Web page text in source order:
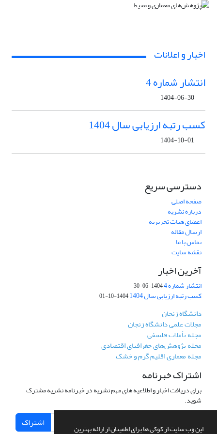
این وب سایت از کوکی ها برای اطمینان از ارائه بهترین
اخبار و اعلانات
انتشار شماره 4
1404-06-30
کسب رتبه ارزیابی سال 1404
1404-10-01
دسترسی سریع
صفحه اصلی
درباره نشریه
اعضای هیات تحریریه
ارسال مقاله
تماس با ما
نقشه سایت
آخرین اخبار
انتشار شماره 4 1404-06-30
کسب رتبه ارزیابی سال 1404 1404-10-01
دانشگاه زنجان
مجلات علمی دانشگاه زنجان
مجله تأملات فلسفی
مجله پژوهش‌های جغرافیای اقتصادی
مجله معماری اقلیم گرم و خشک
اشتراک خبرنامه
برای دریافت اخبار و اطلاعیه های مهم نشریه در خبرنامه نشریه مشترک
شوید.
اشتراک